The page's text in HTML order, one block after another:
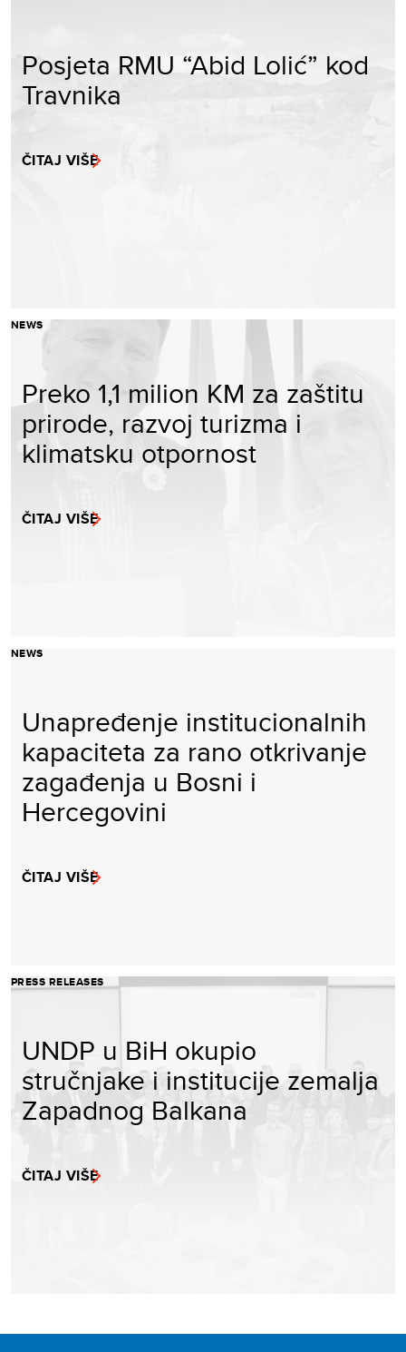
Posjeta RMU “Abid Lolić” kod
Travnika
ČITAJ VIŠE
NEWS
Preko 1,1 milion KM za zaštitu
prirode, razvoj turizma i
klimatsku otpornost
ČITAJ VIŠE
NEWS
Unapređenje institucionalnih
kapaciteta za rano otkrivanje
zagađenja u Bosni i
Hercegovini
ČITAJ VIŠE
PRESS RELEASES
UNDP u BiH okupio
stručnjake i institucije zemalja
Zapadnog Balkana
ČITAJ VIŠE